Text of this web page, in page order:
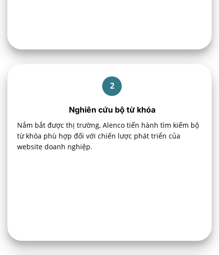
2
Nghiên cứu bộ từ khóa
Nắm bắt được thị trường, Alenco tiến hành tìm kiếm bộ
từ khóa phù hợp đối với chiến lược phát triển của
website doanh nghiệp.